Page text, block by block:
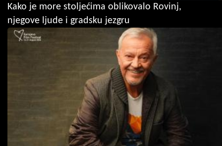
Kako je more stoljećima oblikovalo Rovinj,
njegove ljude i gradsku jezgru